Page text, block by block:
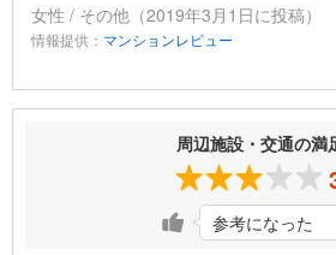
女性 / その他（2019年3月1日に投稿）
情報提供： マンションレビュー
周辺施設・交通の満
参考になった